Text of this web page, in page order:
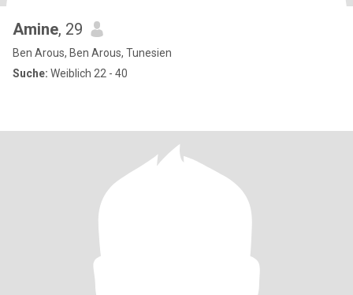
Amine, 29
Ben Arous, Ben Arous, Tunesien
Suche: Weiblich 22 - 40